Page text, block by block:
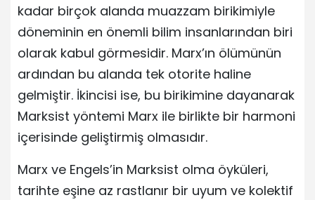
kadar birçok alanda muazzam birikimiyle
döneminin en önemli bilim insanlarından biri
olarak kabul görmesidir. Marx’ın ölümünün
ardından bu alanda tek otorite haline
gelmiştir. İkincisi ise, bu birikimine dayanarak
Marksist yöntemi Marx ile birlikte bir harmoni
içerisinde geliştirmiş olmasıdır.
Marx ve Engels’in Marksist olma öyküleri,
tarihte eşine az rastlanır bir uyum ve kolektif